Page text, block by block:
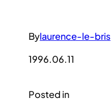
Bylaurence-le-bris
1996.06.11
Posted in